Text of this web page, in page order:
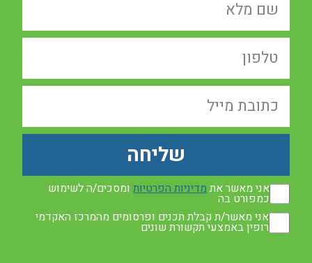
אני מאשר אתמדיניות הפרטיותומסכים/ה לשימוש
כמפורט בה
אני מאשר/ת קבלת תכנים ופרסומים מהמרכז האקדמי
רופין באמצעי תקשורת שונים
שליחה